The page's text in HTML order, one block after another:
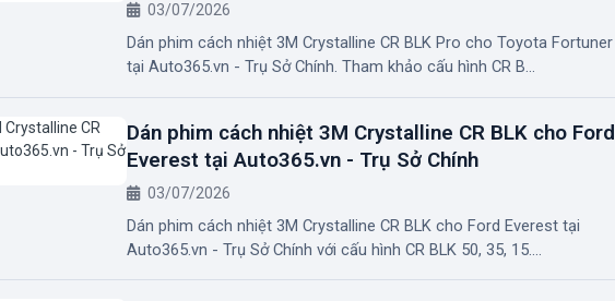
03/07/2026
Dán phim cách nhiệt 3M Crystalline CR BLK Pro cho Toyota Fortuner
tại Auto365.vn - Trụ Sở Chính. Tham khảo cấu hình CR B...
Dán phim cách nhiệt 3M Crystalline CR BLK cho Ford
Everest tại Auto365.vn - Trụ Sở Chính
03/07/2026
Dán phim cách nhiệt 3M Crystalline CR BLK cho Ford Everest tại
Auto365.vn - Trụ Sở Chính với cấu hình CR BLK 50, 35, 15....